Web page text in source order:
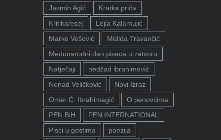
Jasmin Agić
Kratka priča
Kritika/esej
Lejla Kalamujić
Marko Vešović
Melida Travančić
Međunarodni dan pisaca u zatvoru
Natječaji
nedžad ibrahimović
Nenad Veličković
Novi Izraz
Omer Ć. Ibrahimagić
O penovcima
PEN BiH
PEN INTERNATIONAL
Pisci u gostima
poezija